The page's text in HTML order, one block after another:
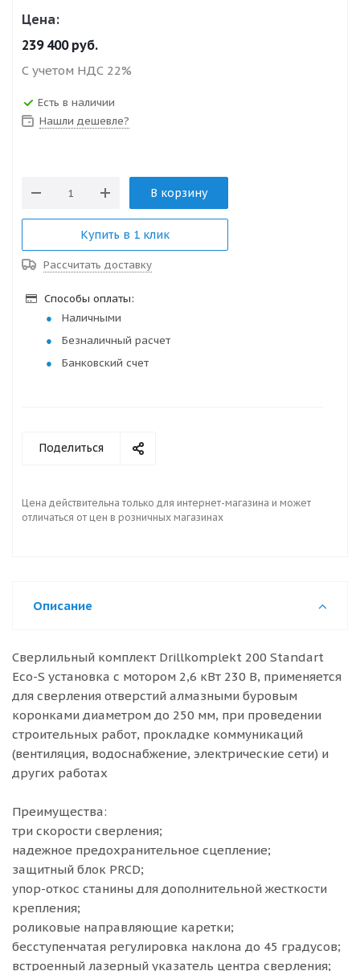
Цена:
239 400руб.
С учетом НДС 22%
Есть в наличии
Нашли дешевле?
В корзину
Купить в 1 клик
Рассчитать доставку
Способы оплаты:
Наличными
Безналичный расчет
Банковский счет
Поделиться
Цена действительна только для интернет-магазина и может
отличаться от цен в розничных магазинах
Описание
Сверлильный комплект Drillkomplekt 200 Standart
Eco-S установка с мотором 2,6 кВт 230 В, применяется
для сверления отверстий алмазными буровым
коронками диаметром до 250 мм, при проведении
строительных работ, прокладке коммуникаций
(вентиляция, водоснабжение, электрические сети) и
других работах
Преимущества:
три скорости сверления;
надежное предохранительное сцепление;
защитный блок PRCD;
упор-откос станины для дополнительной жесткости
крепления;
роликовые направляющие каретки;
бесступенчатая регулировка наклона до 45 градусов;
встроенный лазерный указатель центра сверления;